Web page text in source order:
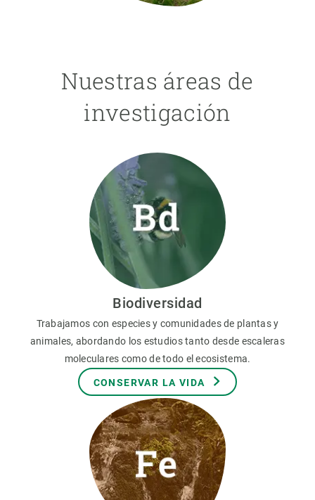
Nuestras áreas de
investigación
Biodiversidad
Trabajamos con especies y comunidades de plantas y
animales, abordando los estudios tanto desde escaleras
moleculares como de todo el ecosistema.
CONSERVAR LA VIDA